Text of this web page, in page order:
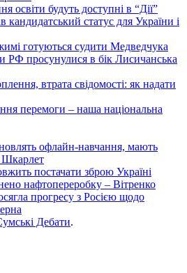
освіти будуть доступні в “Дії”
кандидатський статус для України і
готуються судити Медведчука
РФ просунулися в бік Лисичанська
втрата свідомості: як надати
перемоги – наша національна
офлайн-навчання, мають
Шкарлет
постачати зброю Україні
нафтопереробку – Вітренко
прогресу з Росією щодо
Дебати.